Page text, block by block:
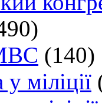
(140)
міліції